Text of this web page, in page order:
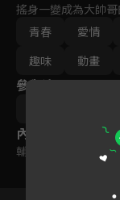
搖身一變成為大帥
美少女千金安達垣
復仇。 在一連串計
兩人第一次的約會
青春
愛情
趣味
動畫
參與演員
內容標籤
輔導十二歲級